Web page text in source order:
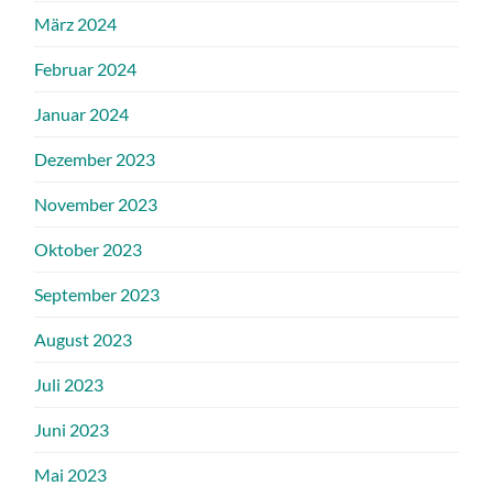
März 2024
Februar 2024
Januar 2024
Dezember 2023
November 2023
Oktober 2023
September 2023
August 2023
Juli 2023
Juni 2023
Mai 2023